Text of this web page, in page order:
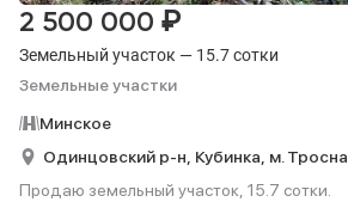
Земельный участок — 15.7 сотки
Земельные участки
2 500 000 ₽
Минское
Одинцовский р-н, Кубинка, м. Тросна
Продаю земельный участок, 15.7 сотки.